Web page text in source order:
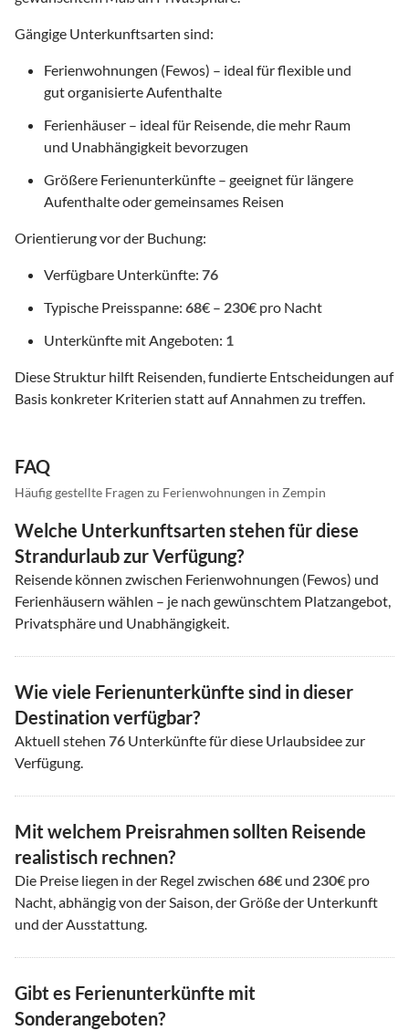
Gängige Unterkunftsarten sind:
Ferienwohnungen (Fewos) – ideal für flexible und
gut organisierte Aufenthalte
Ferienhäuser – ideal für Reisende, die mehr Raum
und Unabhängigkeit bevorzugen
Größere Ferienunterkünfte – geeignet für längere
Aufenthalte oder gemeinsames Reisen
Orientierung vor der Buchung:
Verfügbare Unterkünfte: 76
Typische Preisspanne: 68€ – 230€ pro Nacht
Unterkünfte mit Angeboten: 1
Diese Struktur hilft Reisenden, fundierte Entscheidungen auf
Basis konkreter Kriterien statt auf Annahmen zu treffen.
FAQ
Häufig gestellte Fragen zu Ferienwohnungen in Zempin
Welche Unterkunftsarten stehen für diese
Strandurlaub zur Verfügung?
Reisende können zwischen Ferienwohnungen (Fewos) und
Ferienhäusern wählen – je nach gewünschtem Platzangebot,
Privatsphäre und Unabhängigkeit.
Wie viele Ferienunterkünfte sind in dieser
Destination verfügbar?
Aktuell stehen 76 Unterkünfte für diese Urlaubsidee zur
Verfügung.
Mit welchem Preisrahmen sollten Reisende
realistisch rechnen?
Die Preise liegen in der Regel zwischen 68€ und 230€ pro
Nacht, abhängig von der Saison, der Größe der Unterkunft
und der Ausstattung.
Gibt es Ferienunterkünfte mit
Sonderangeboten?